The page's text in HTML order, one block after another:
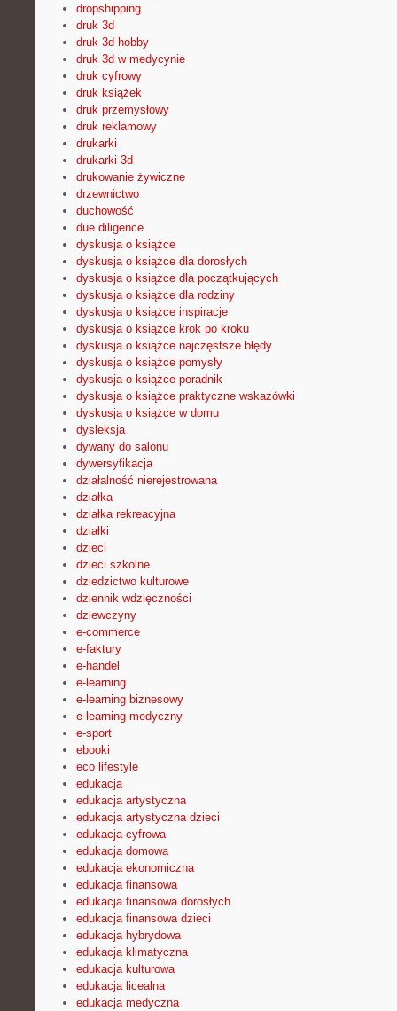
dropshipping
druk 3d
druk 3d hobby
druk 3d w medycynie
druk cyfrowy
druk książek
druk przemysłowy
druk reklamowy
drukarki
drukarki 3d
drukowanie żywiczne
drzewnictwo
duchowość
due diligence
dyskusja o książce
dyskusja o książce dla dorosłych
dyskusja o książce dla początkujących
dyskusja o książce dla rodziny
dyskusja o książce inspiracje
dyskusja o książce krok po kroku
dyskusja o książce najczęstsze błędy
dyskusja o książce pomysły
dyskusja o książce poradnik
dyskusja o książce praktyczne wskazówki
dyskusja o książce w domu
dysleksja
dywany do salonu
dywersyfikacja
działalność nierejestrowana
działka
działka rekreacyjna
działki
dzieci
dzieci szkolne
dziedzictwo kulturowe
dziennik wdzięczności
dziewczyny
e-commerce
e-faktury
e-handel
e-learning
e-learning biznesowy
e-learning medyczny
e-sport
ebooki
eco lifestyle
edukacja
edukacja artystyczna
edukacja artystyczna dzieci
edukacja cyfrowa
edukacja domowa
edukacja ekonomiczna
edukacja finansowa
edukacja finansowa dorosłych
edukacja finansowa dzieci
edukacja hybrydowa
edukacja klimatyczna
edukacja kulturowa
edukacja licealna
edukacja medyczna